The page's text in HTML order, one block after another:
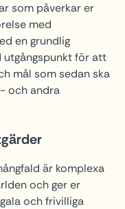
som påverkar er
med
en grundlig
utgångspunkt för att
mål som sedan ska
och andra
är komplexa
och ger er
och frivilliga